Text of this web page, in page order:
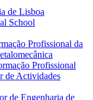
de Lisboa
School
Profissional da
Profissional
de Actividades
de Engenharia de